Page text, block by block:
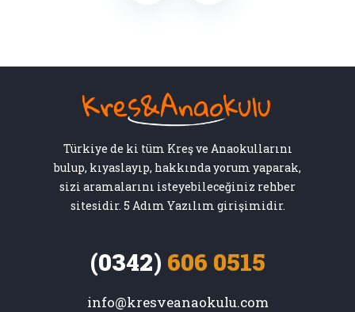
Türkiye de ki tüm Kreş ve Anaokullarını
bulup, kıyaslayıp, hakkında yorum yaparak,
sizi aramalarını isteyebileceğiniz rehber
sitesidir. 5 Adım Yazılım girişimidir.
(0342) 606 0515
info@kresveanaokulu.com